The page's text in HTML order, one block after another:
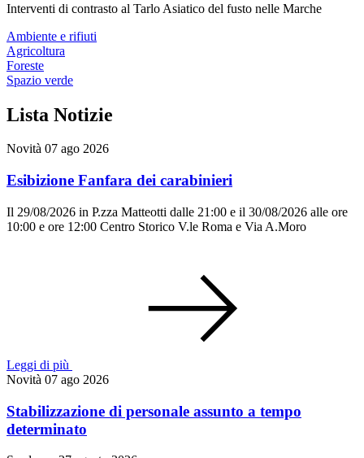
Interventi di contrasto al Tarlo Asiatico del fusto nelle Marche
Ambiente e rifiuti
Agricoltura
Foreste
Spazio verde
Lista Notizie
Novità 07 ago 2026
Esibizione Fanfara dei carabinieri
Il 29/08/2026 in P.zza Matteotti dalle 21:00 e il 30/08/2026 alle ore
10:00 e ore 12:00 Centro Storico V.le Roma e Via A.Moro
Leggi di più
Novità 07 ago 2026
Stabilizzazione di personale assunto a tempo
determinato